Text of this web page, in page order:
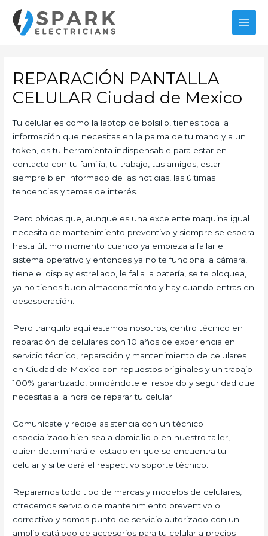
contenido
REPARACIÓN PANTALLA
CELULAR Ciudad de Mexico
Tu celular es como la laptop de bolsillo, tienes toda la
información que necesitas en la palma de tu mano y a un
token, es tu herramienta indispensable para estar en
contacto con tu familia, tu trabajo, tus amigos, estar
siempre bien informado de las noticias, las últimas
tendencias y temas de interés.
Pero olvidas que, aunque es una excelente maquina igual
necesita de mantenimiento preventivo y siempre se espera
hasta último momento cuando ya empieza a fallar el
sistema operativo y entonces ya no te funciona la cámara,
tiene el display estrellado, le falla la batería, se te bloquea,
ya no tienes buen almacenamiento y hay cuando entras en
desesperación.
Pero tranquilo aquí estamos nosotros, centro técnico en
reparación de celulares con 10 años de experiencia en
servicio técnico, reparación y mantenimiento de celulares
en Ciudad de Mexico con repuestos originales y un trabajo
100% garantizado, brindándote el respaldo y seguridad que
necesitas a la hora de reparar tu celular.
Comunícate y recibe asistencia con un técnico
especializado bien sea a domicilio o en nuestro taller,
quien determinará el estado en que se encuentra tu
celular y si te dará el respectivo soporte técnico.
Reparamos todo tipo de marcas y modelos de celulares,
ofrecemos servicio de mantenimiento preventivo o
correctivo y somos punto de servicio autorizado con un
amplio catálogo de accesorios para tu celular a precios